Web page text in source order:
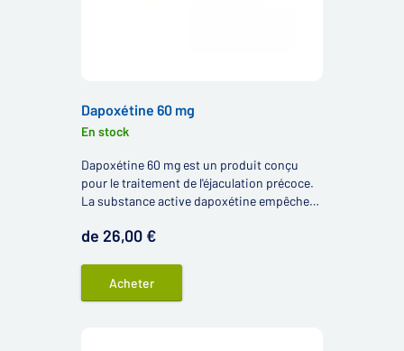
Dapoxétine 60 mg
En stock
Dapoxétine 60 mg est un produit conçu
pour le traitement de l'éjaculation précoce.
La substance active dapoxétine empêche
vous pouvez profiter de votre plaisir
de 26,00 €
Acheter